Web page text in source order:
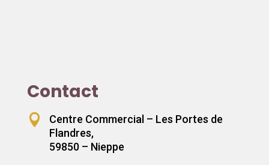
Contact

Centre Commercial – Les Portes de
Flandres,
59850 – Nieppe